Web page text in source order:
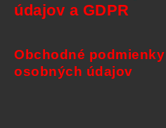
údajov a GDPR
Obchodné
osobných údajov